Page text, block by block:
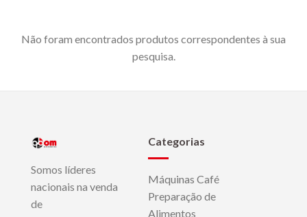
Não foram encontrados produtos correspondentes à sua
pesquisa.
Somos líderes
nacionais na venda
de
Categorias
Máquinas Café
Preparação de
Alimentos